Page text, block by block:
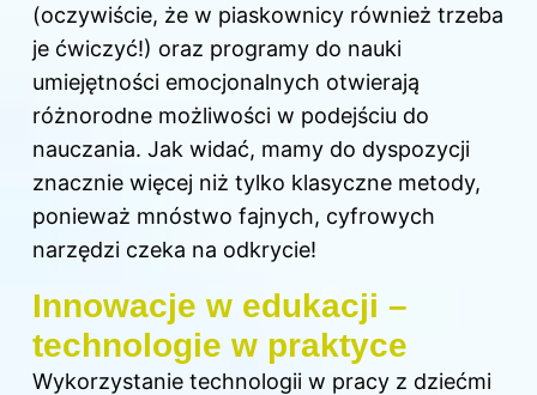
(oczywiście, że w piaskownicy również trzeba
je ćwiczyć!) oraz programy do nauki
umiejętności emocjonalnych otwierają
różnorodne możliwości w podejściu do
nauczania. Jak widać, mamy do dyspozycji
znacznie więcej niż tylko klasyczne metody,
ponieważ mnóstwo fajnych, cyfrowych
narzędzi czeka na odkrycie!
Innowacje w edukacji –
technologie w praktyce
Wykorzystanie technologii w pracy z dziećmi